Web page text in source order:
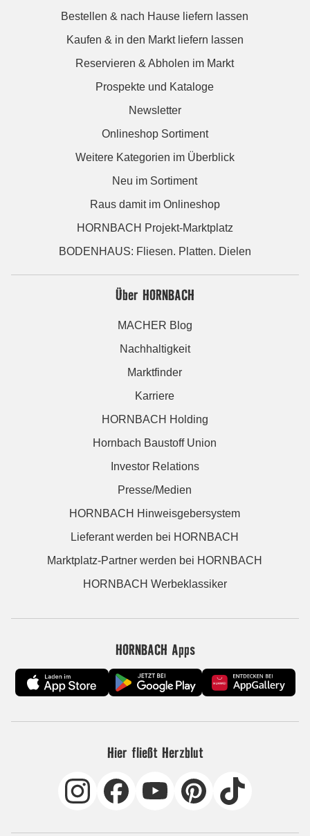
Bestellen & nach Hause liefern lassen
Kaufen & in den Markt liefern lassen
Reservieren & Abholen im Markt
Prospekte und Kataloge
Newsletter
Onlineshop Sortiment
Weitere Kategorien im Überblick
Neu im Sortiment
Raus damit im Onlineshop
HORNBACH Projekt-Marktplatz
BODENHAUS: Fliesen. Platten. Dielen
Über HORNBACH
MACHER Blog
Nachhaltigkeit
Marktfinder
Karriere
HORNBACH Holding
Hornbach Baustoff Union
Investor Relations
Presse/Medien
HORNBACH Hinweisgebersystem
Lieferant werden bei HORNBACH
Marktplatz-Partner werden bei HORNBACH
HORNBACH Werbeklassiker
HORNBACH Apps
Hier fließt Herzblut